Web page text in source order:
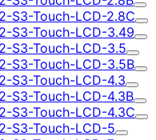
S3-Touch-LCD-2.8C
S3-Touch-LCD-3.49
S3-Touch-LCD-3.5
S3-Touch-LCD-3.5B
S3-Touch-LCD-4.3
S3-Touch-LCD-4.3B
S3-Touch-LCD-4.3C
S3-Touch-LCD-5